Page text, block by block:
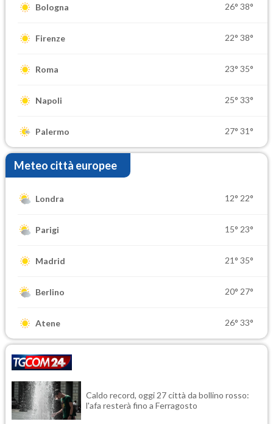
Bologna 26° 38°
Firenze 22° 38°
Roma 23° 35°
Napoli 25° 33°
Palermo 27° 31°
Meteo città europee
Londra 12° 22°
Parigi 15° 23°
Madrid 21° 35°
Berlino 20° 27°
Atene 26° 33°
Caldo record, oggi 27 città da bollino rosso:
l'afa resterà fino a Ferragosto